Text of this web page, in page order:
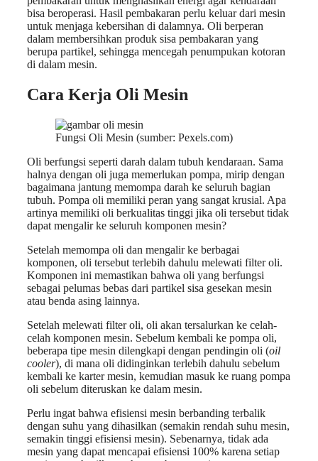
bisa beroperasi. Hasil pembakaran perlu keluar dari mesin
untuk menjaga kebersihan di dalamnya. Oli berperan
dalam membersihkan produk sisa pembakaran yang
berupa partikel, sehingga mencegah penumpukan kotoran
di dalam mesin.
Cara Kerja Oli Mesin
Fungsi Oli Mesin (sumber: Pexels.com)
Oli berfungsi seperti darah dalam tubuh kendaraan. Sama
halnya dengan oli juga memerlukan pompa, mirip dengan
bagaimana jantung memompa darah ke seluruh bagian
tubuh. Pompa oli memiliki peran yang sangat krusial. Apa
artinya memiliki oli berkualitas tinggi jika oli tersebut tidak
dapat mengalir ke seluruh komponen mesin?
Setelah memompa oli dan mengalir ke berbagai
komponen, oli tersebut terlebih dahulu melewati filter oli.
Komponen ini memastikan bahwa oli yang berfungsi
sebagai pelumas bebas dari partikel sisa gesekan mesin
atau benda asing lainnya.
Setelah melewati filter oli, oli akan tersalurkan ke celah-
celah komponen mesin. Sebelum kembali ke pompa oli,
beberapa tipe mesin dilengkapi dengan pendingin oli (oil
cooler), di mana oli didinginkan terlebih dahulu sebelum
kembali ke karter mesin, kemudian masuk ke ruang pompa
oli sebelum diteruskan ke dalam mesin.
Perlu ingat bahwa efisiensi mesin berbanding terbalik
dengan suhu yang dihasilkan (semakin rendah suhu mesin,
semakin tinggi efisiensi mesin). Sebenarnya, tidak ada
mesin yang dapat mencapai efisiensi 100% karena setiap